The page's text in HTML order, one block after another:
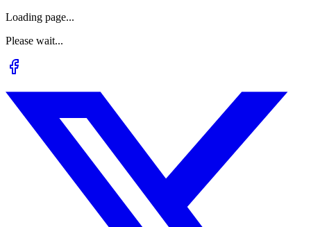
Loading page...
Please wait...